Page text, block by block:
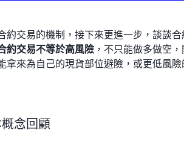
約交易的機制，接下來更進一步，談談合
約交易不等於高風險 ，不只能做多做空
拿來為自己的現貨部位避險，或更低風險
念回顧